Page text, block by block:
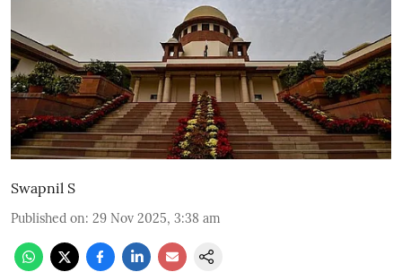
Swapnil S
Published on: 29 Nov 2025, 3:38 am